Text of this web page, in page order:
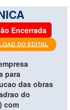
Encerrada
para
das obras
do
com